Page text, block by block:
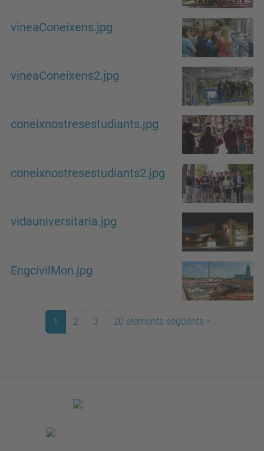
vineaConeixens.jpg
vineaConeixens2.jpg
coneixnostresestudiants.jpg
coneixnostresestudiants2.jpg
vidauniversitaria.jpg
EngcivilMon.jpg
1 2 3 20 elements següents >